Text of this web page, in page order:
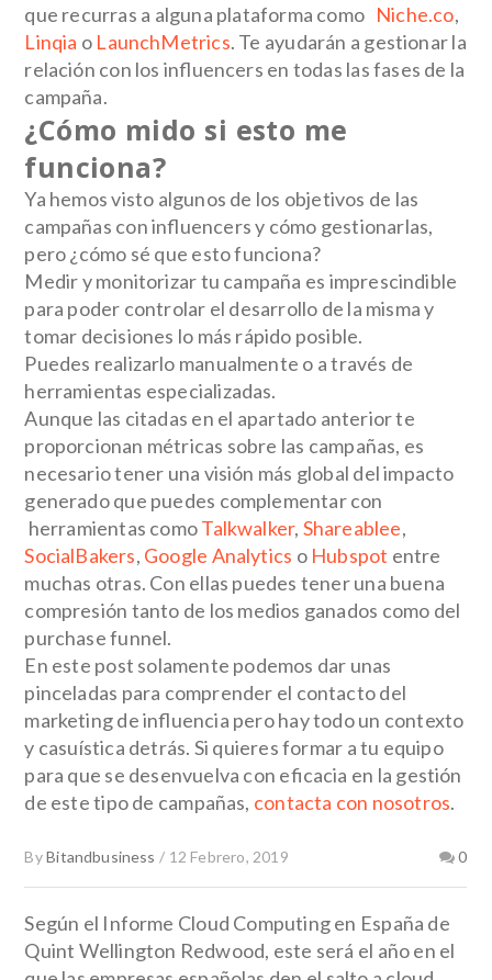
que recurras a alguna plataforma como Niche.co,
Linqia o LaunchMetrics. Te ayudarán a gestionar la
relación con los influencers en todas las fases de la
campaña.
¿Cómo mido si esto me
funciona?
Ya hemos visto algunos de los objetivos de las
campañas con influencers y cómo gestionarlas,
pero ¿cómo sé que esto funciona?
Medir y monitorizar tu campaña es imprescindible
para poder controlar el desarrollo de la misma y
tomar decisiones lo más rápido posible.
Puedes realizarlo manualmente o a través de
herramientas especializadas.
Aunque las citadas en el apartado anterior te
proporcionan métricas sobre las campañas, es
necesario tener una visión más global del impacto
generado que puedes complementar con
herramientas comoTalkwalker, Shareablee,
SocialBakers, Google Analytics o Hubspot entre
muchas otras. Con ellas puedes tener una buena
compresión tanto de los medios ganados como del
purchase funnel.
En este post solamente podemos dar unas
pinceladas para comprender el contacto del
marketing de influencia pero hay todo un contexto
y casuística detrás. Si quieres formar a tu equipo
para que se desenvuelva con eficacia en la gestión
de este tipo de campañas, contacta con nosotros.
ByBitandbusiness / 12 Febrero, 2019 0
Según el Informe Cloud Computing en España de
Quint Wellington Redwood, este será el año en el